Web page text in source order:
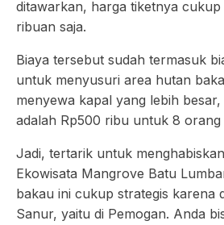
ditawarkan, harga tiketnya
ribuan saja.
Biaya tersebut sudah termasuk
untuk menyusuri area hutan
menyewa kapal yang lebih
adalah Rp500 ribu untuk 8 orang
Jadi, tertarik untuk
Ekowisata Mangrove Batu
bakau ini cukup strategis karena
Sanur, yaitu di Pemogan. Anda